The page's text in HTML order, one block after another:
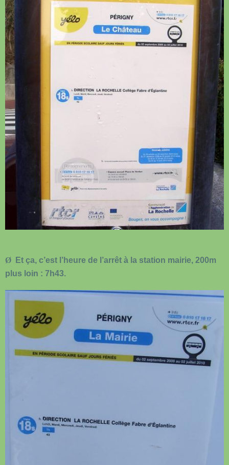
Ø
Et ça, c’est l’heure de l’arrêt à la station mairie, 200m
plus loin : 7h43.